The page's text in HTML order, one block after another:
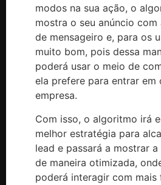
modos na sua ação, o
mostra o seu anúncio
de mensageiro e, para os
muito bom, pois dessa
poderá usar o meio de
ela prefere para entrar em
empresa.
Com isso, o algoritmo irá
melhor estratégia para
lead e passará a mostrar a
de maneira otimizada,
poderá interagir com mais